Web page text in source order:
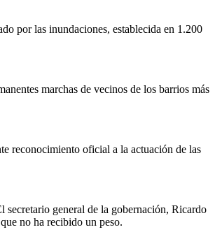
por las inundaciones, establecida en 1.200
marchas de vecinos de los barrios más
reconocimiento oficial a la actuación de las
general de la gobernación, Ricardo
no ha recibido un peso.